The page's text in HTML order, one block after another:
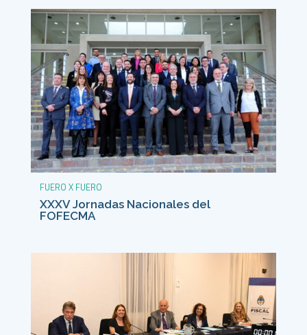
FUERO X FUERO
XXXV Jornadas Nacionales del
FOFECMA